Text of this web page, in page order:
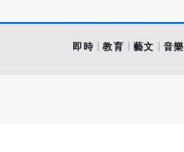
即時 教育 藝文 音樂